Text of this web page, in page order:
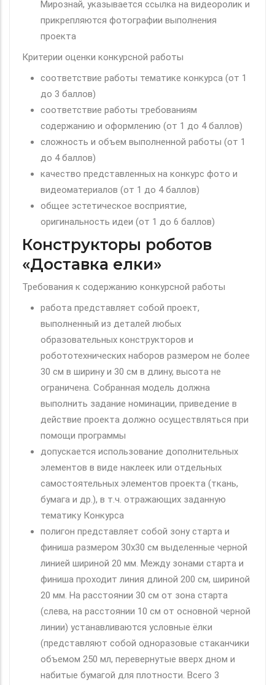
Мирознай, указывается ссылка на видеоролик и
прикрепляются фотографии выполнения
проекта
Критерии оценки конкурсной работы
соответствие работы тематике конкурса (от 1
до 3 баллов)
соответствие работы требованиям
содержанию и оформлению (от 1 до 4 баллов)
сложность и объем выполненной работы (от 1
до 4 баллов)
качество представленных на конкурс фото и
видеоматериалов (от 1 до 4 баллов)
общее эстетическое восприятие,
оригинальность идеи (от 1 до 6 баллов)
Конструкторы роботов
«Доставка елки»
Требования к содержанию конкурсной работы
работа представляет собой проект,
выполненный из деталей любых
образовательных конструкторов и
робототехнических наборов размером не более
30 см в ширину и 30 см в длину, высота не
ограничена. Собранная модель должна
выполнить задание номинации, приведение в
действие проекта должно осуществляться при
помощи программы
допускается использование дополнительных
элементов в виде наклеек или отдельных
самостоятельных элементов проекта (ткань,
бумага и др.), в т.ч. отражающих заданную
тематику Конкурса
полигон представляет собой зону старта и
финиша размером 30х30 см выделенные черной
линией шириной 20 мм. Между зонами старта и
финиша проходит линия длиной 200 см, шириной
20 мм. На расстоянии 30 см от зона старта
(слева, на расстоянии 10 см от основной черной
линии) устанавливаются условные ёлки
(представляют собой одноразовые стаканчики
объемом 250 мл, перевернутые вверх дном и
набитые бумагой для плотности. Всего 3